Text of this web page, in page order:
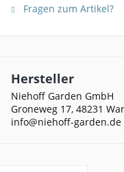
Fragen zum Artikel?
Hersteller
Niehoff Garden GmbH
Groneweg 17, 48231
info@niehoff-garden.de